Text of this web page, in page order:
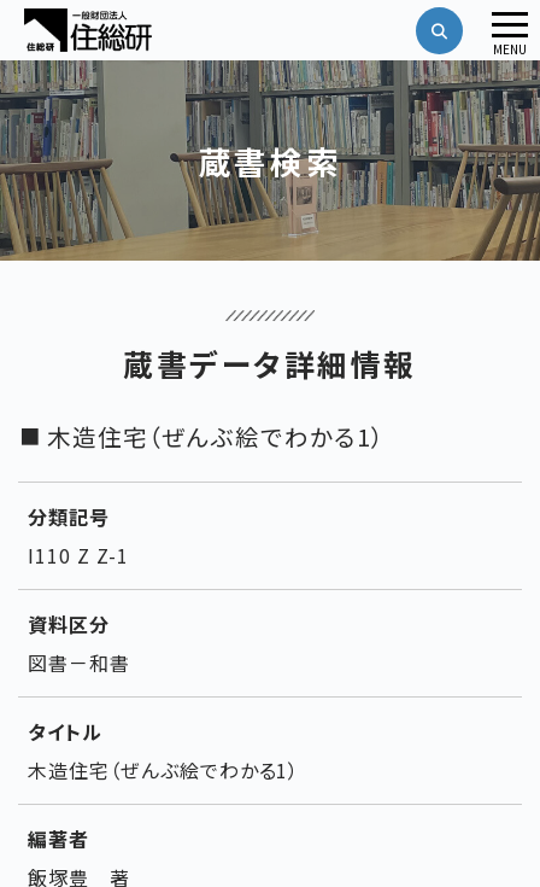
蔵書検索
蔵書データ詳細情報
木造住宅（ぜんぶ絵でわかる1）
分類記号
I110 Z Z-1
資料区分
図書－和書
タイトル
木造住宅（ぜんぶ絵でわかる1）
編著者
飯塚豊 著
メ
ニ
ュ
ー
MENU